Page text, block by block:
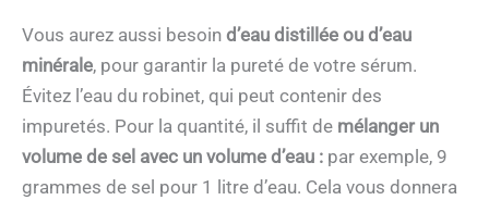
Vous aurez aussi besoin d’eau distillée ou d’eau
minérale, pour garantir la pureté de votre sérum.
Évitez l’eau du robinet, qui peut contenir des
impuretés. Pour la quantité, il suffit de mélanger un
volume de sel avec un volume d’eau : par exemple, 9
grammes de sel pour 1 litre d’eau. Cela vous donnera